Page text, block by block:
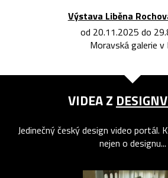
Výstava Liběna
od 20.11.2025 do
Moravská galerie v
VIDEA Z
Jedinečný český design video portál.
nejen o designu...